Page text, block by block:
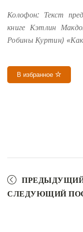
Колофон: Текст
книге Кэтлин
Робины Куртин)
В избранное
СЛЕДУЮЩИЙ